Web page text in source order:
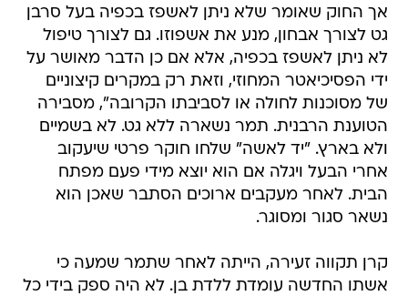
אך החוק שאומר שלא ניתן לאשפז בכפיה בעל סרבן
גט לצורך אבחון, מנע את אשפוזו. גם לצורך טיפול
לא ניתן לאשפז בכפיה, אלא אם כן הדבר מאושר על
ידי הפסיכיאטר המחוזי, וזאת רק במקרים קיצוניים
של מסוכנות לחולה או לסביבתו הקרובה", מסבירה
הטוענת הרבנית. תמר נשארה ללא גט. לא בשמיים
ולא בארץ. "יד לאשה" שלחו חוקר פרטי שיעקוב
אחרי הבעל ויגלה אם הוא יוצא מידי פעם מפתח
הבית. לאחר מעקבים ארוכים הסתבר שאכן הוא
נשאר סגור ומסוגר.
קרן תקווה זעירה, הייתה לאחר שתמר שמעה כי
אשתו החדשה עומדת ללדת בן. לא היה ספק בידי כל